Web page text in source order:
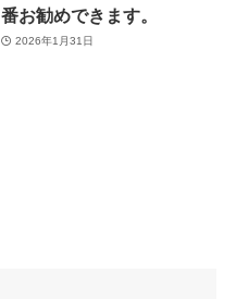
番お勧めできます。
2026年1月31日